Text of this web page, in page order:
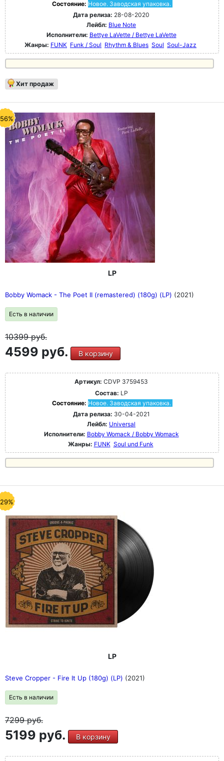
Состояние: Новое. Заводская упаковка.
Дата релиза: 28-08-2020
Лейбл: Blue Note
Исполнители: Bettye LaVette / Bettye LaVette
Жанры: FUNK Funk / Soul Rhythm & Blues Soul Soul-Jazz
Хит продаж
LP
Bobby Womack - The Poet II (remastered) (180g) (LP) (2021)
Есть в наличии
10399руб.
4599 руб. В корзину
Артикул: CDVP 3759453
Состав: LP
Состояние: Новое. Заводская упаковка.
Дата релиза: 30-04-2021
Лейбл: Universal
Исполнители: Bobby Womack / Bobby Womack
Жанры: FUNK Soul und Funk
LP
Steve Cropper - Fire It Up (180g) (LP) (2021)
Есть в наличии
7299руб.
5199 руб. В корзину